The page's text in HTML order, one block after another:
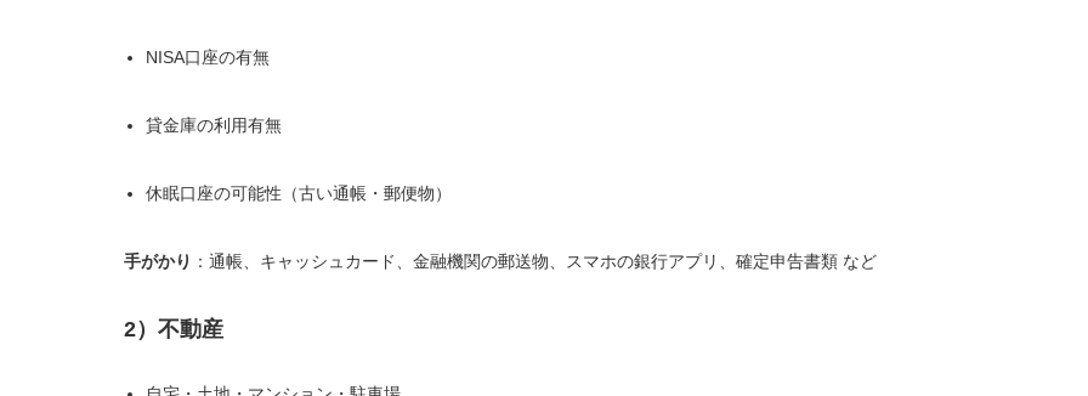
NISA口座の有無
貸金庫の利用有無
休眠口座の可能性（古い通帳・郵便物）
手がかり ：通帳、キャッシュカード、金融機関の郵送物、スマホの銀行アプリ、確定申告書類 など
2）不動産